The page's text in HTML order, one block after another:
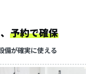
予約で確保
備が確実に使える